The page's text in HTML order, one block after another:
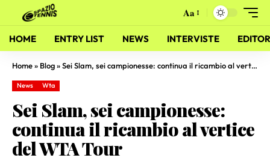
Aa
HOME ENTRY LIST NEWS INTERVISTE
Home» Blog»Sei Slam, sei campionesse: continua il ricambio al vertice del WTA Tour
News Wta
Sei Slam, sei campionesse:
continua il ricambio al vertice
del WTA Tour